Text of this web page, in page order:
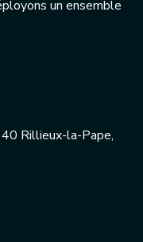
un ensemble
Rillieux-la-Pape,